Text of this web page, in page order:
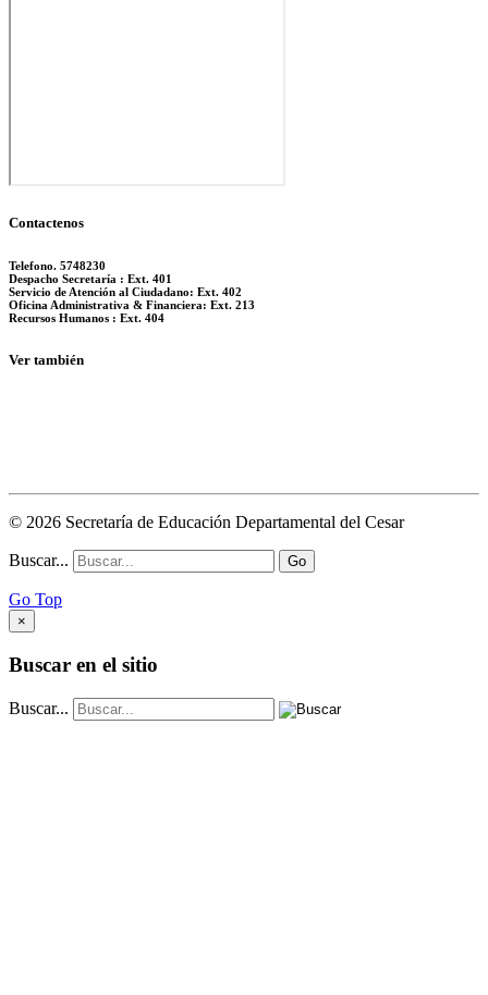
Contactenos
Telefono. 5748230
Despacho Secretaría : Ext. 401
Servicio de Atención al Ciudadano: Ext. 402
Oficina Administrativa & Financiera: Ext. 213
Recursos Humanos : Ext. 404
Ver también
© 2026 Secretaría de Educación Departamental del Cesar
Buscar... Go
Go Top
×
Buscar en el sitio
Buscar...